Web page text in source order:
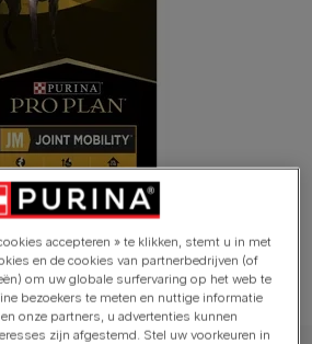
accepteren » te klikken, stemt u in met
en de cookies van partnerbedrijven (of
om uw globale surfervaring op het web te
bezoekers te meten en nuttige informatie
onze partners, u advertenties kunnen
zijn afgestemd. Stel uw voorkeuren in